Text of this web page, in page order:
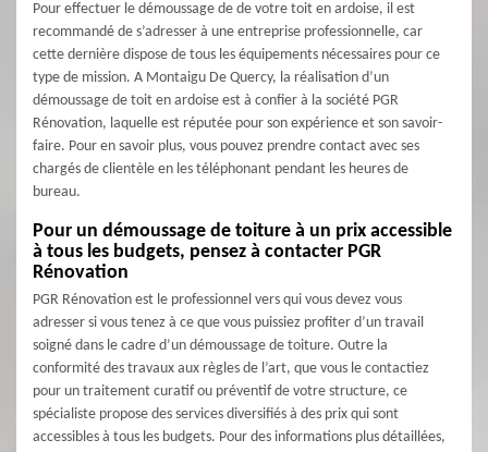
Pour effectuer le démoussage de de votre toit en ardoise, il est
recommandé de s’adresser à une entreprise professionnelle, car
cette dernière dispose de tous les équipements nécessaires pour ce
type de mission. A Montaigu De Quercy, la réalisation d’un
démoussage de toit en ardoise est à confier à la société PGR
Rénovation, laquelle est réputée pour son expérience et son savoir-
faire. Pour en savoir plus, vous pouvez prendre contact avec ses
chargés de clientèle en les téléphonant pendant les heures de
bureau.
Pour un démoussage de toiture à un prix accessible
à tous les budgets, pensez à contacter PGR
Rénovation
PGR Rénovation est le professionnel vers qui vous devez vous
adresser si vous tenez à ce que vous puissiez profiter d’un travail
soigné dans le cadre d’un démoussage de toiture. Outre la
conformité des travaux aux règles de l’art, que vous le contactiez
pour un traitement curatif ou préventif de votre structure, ce
spécialiste propose des services diversifiés à des prix qui sont
accessibles à tous les budgets. Pour des informations plus détaillées,